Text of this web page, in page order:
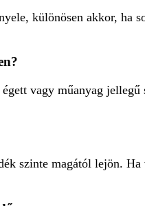
különösen akkor, ha
vagy műanyag
szinte magától lejön.